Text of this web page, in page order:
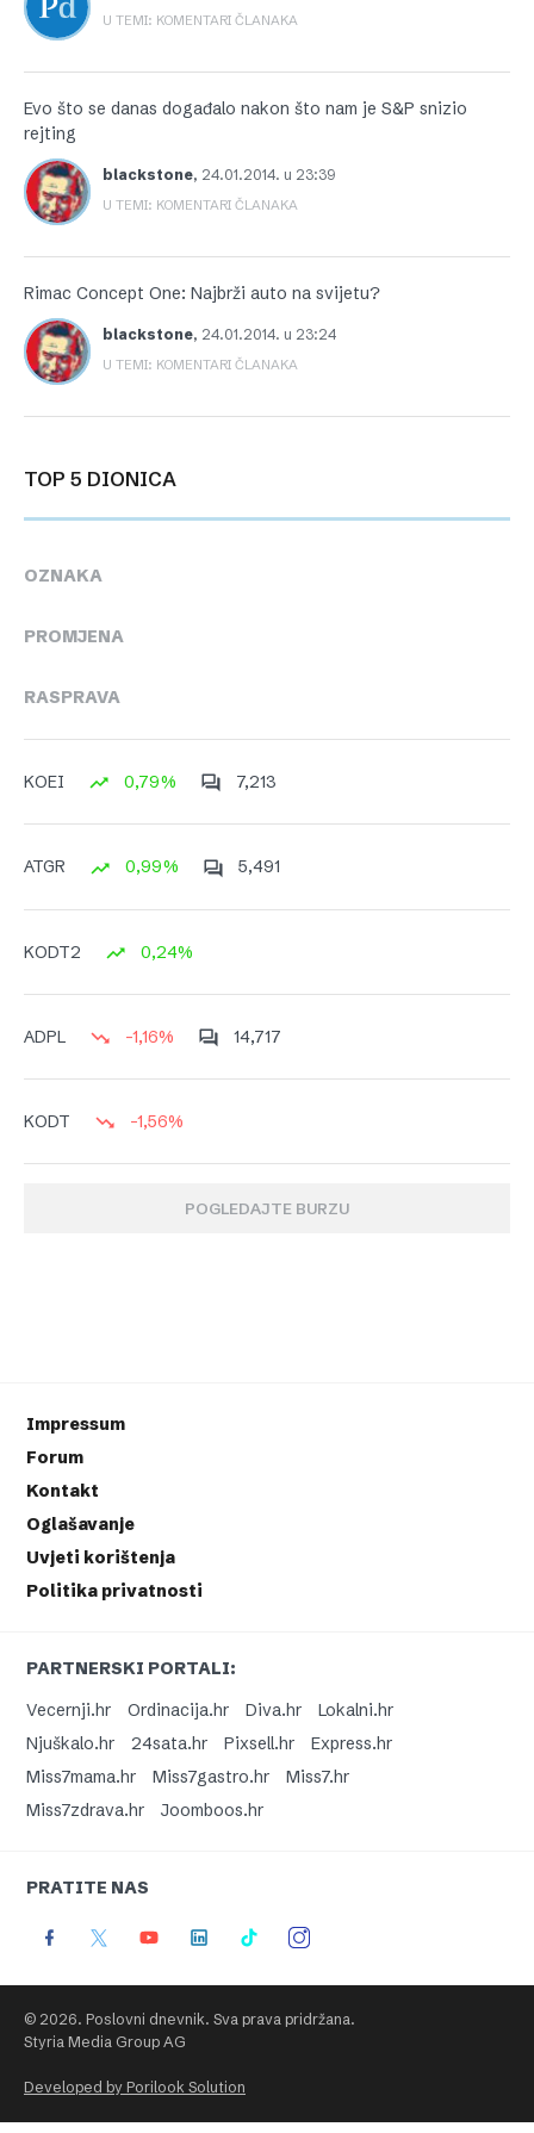
U TEMI: KOMENTARI ČLANAKA
Evo što se danas događalo nakon što nam je S&P snizio
rejting
blackstone, 24.01.2014. u 23:39
U TEMI: KOMENTARI ČLANAKA
Rimac Concept One: Najbrži auto na svijetu?
blackstone, 24.01.2014. u 23:24
U TEMI: KOMENTARI ČLANAKA
TOP 5 DIONICA
OZNAKA
PROMJENA
RASPRAVA
KOEI 0,79% 7,213
ATGR 0,99% 5,491
KODT2 0,24%
ADPL -1,16% 14,717
KODT -1,56%
POGLEDAJTE BURZU
Impressum
Forum
Kontakt
Oglašavanje
Uvjeti korištenja
Politika privatnosti
PARTNERSKI PORTALI:
Vecernji.hr
Ordinacija.hr Diva.hr
Lokalni.hr
Njuškalo.hr
24sata.hr Pixsell.hr
Express.hr
Miss7mama.hr
Miss7gastro.hr
Miss7.hr
Miss7zdrava.hr
Joomboos.hr
PRATITE NAS
© 2026. Poslovni dnevnik. Sva prava pridržana.
Styria Media Group AG
Developed by Porilook Solution